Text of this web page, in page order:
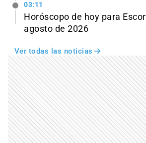
03:11
Horóscopo de hoy para
agosto de 2026
Ver todas las noticias